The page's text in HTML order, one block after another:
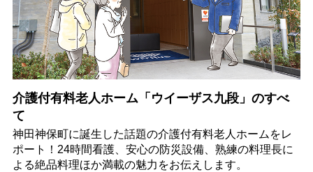
介護付有料老人ホーム「ウイーザス九段」のすべ
て
神田神保町に誕生した話題の介護付有料老人ホームをレ
ポート！24時間看護、安心の防災設備、熟練の料理長に
よる絶品料理ほか満載の魅力をお伝えします。